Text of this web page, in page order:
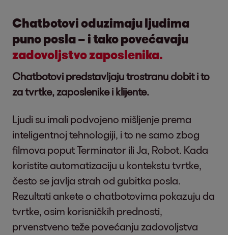
Chatbotovi oduzimaju ljudima
puno posla – i tako povećavaju
zadovoljstvo zaposlenika.
Chatbotovi predstavljaju trostranu dobit i to
za tvrtke, zaposlenike i klijente.
Ljudi su imali podvojeno mišljenje prema
inteligentnoj tehnologiji, i to ne samo zbog
filmova poput Terminator ili Ja, Robot. Kada
koristite automatizaciju u kontekstu tvrtke,
često se javlja strah od gubitka posla.
Rezultati ankete o chatbotovima pokazuju da
tvrtke, osim korisničkih prednosti,
prvenstveno teže povećanju zadovoljstva